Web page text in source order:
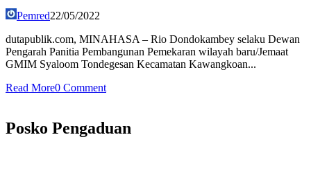
Pemred22/05/2022
dutapublik.com, MINAHASA – Rio Dondokambey selaku Dewan
Pengarah Panitia Pembangunan Pemekaran wilayah baru/Jemaat
GMIM Syaloom Tondegesan Kecamatan Kawangkoan...
Read More0 Comment
Posko Pengaduan